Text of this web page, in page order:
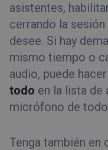
asistentes,
cerrando la
desee. Si hay
mismo tiempo o
audio, puede
todo en la lista de
micrófono de
Tenga también en